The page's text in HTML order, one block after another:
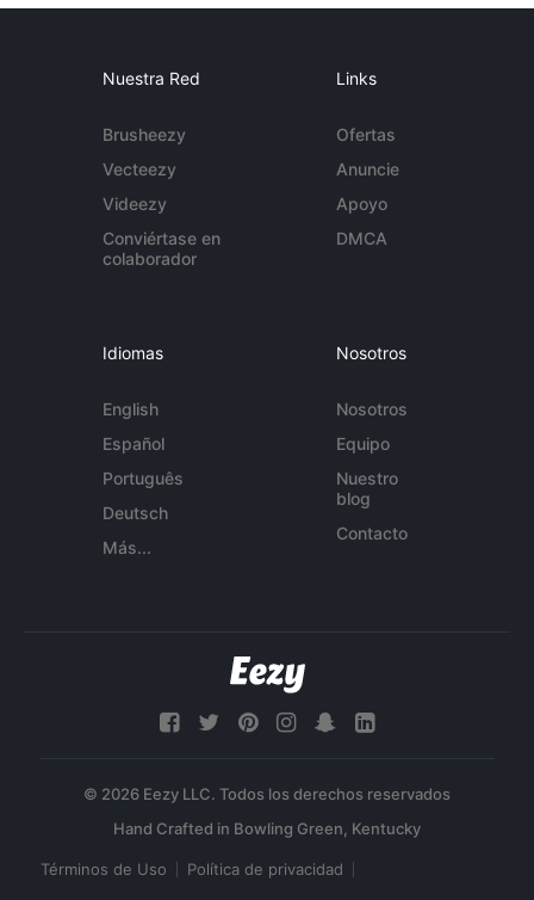
Nuestra Red
Brusheezy
Vecteezy
Videezy
Conviértase en
colaborador
Links
Ofertas
Anuncie
Apoyo
DMCA
Idiomas
English
Español
Português
Deutsch
Más...
Nosotros
Nosotros
Equipo
Nuestro
blog
Contacto
© 2026 Eezy LLC. Todos los derechos reservados
Términos de Uso Política de privacidad